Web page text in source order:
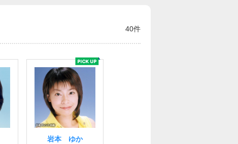
40件
岩本 ゆか